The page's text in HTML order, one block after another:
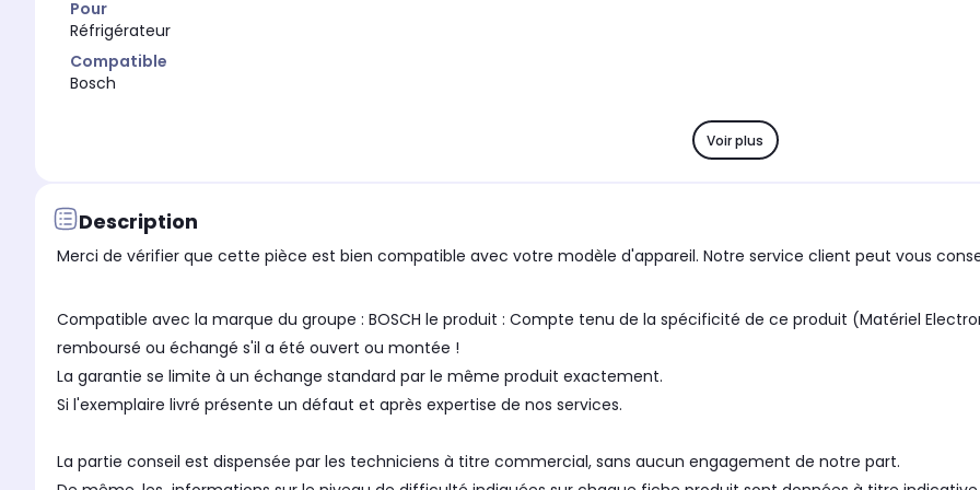
Pour
Réfrigérateur
Compatible
Bosch
Voir plus
Description
Merci de vérifier que cette pièce est bien compatible avec votre modèle d'appareil. Notre service client peut vous
Compatible avec la marque du groupe : BOSCH le produit : Compte tenu de la spécificité de ce produit (Matériel Electronique, Electrique) il ne pourra en aucun cas être
remboursé ou échangé s'il a été ouvert ou montée !
La garantie se limite à un échange standard par le même produit exactement.
Si l'exemplaire livré présente un défaut et après expertise de nos services.
La partie conseil est dispensée par les techniciens à titre commercial, sans aucun engagement de notre part.